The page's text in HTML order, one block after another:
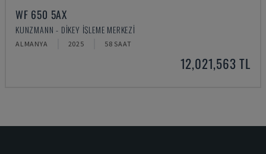
WF 650 5AX
KUNZMANN - DIKEY İŞLEME MERKEZI
ALMANYA 2025 58 SAAT
12,021,563 TL